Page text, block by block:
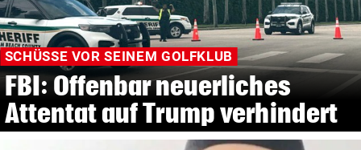
SCHÜSSE VOR SEINEM GOLFKLUB
FBI: Offenbar neuerliches
Attentat auf Trump verhindert